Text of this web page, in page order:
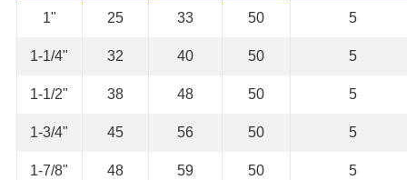
1" 25 33 50 5
1-1/4" 32 40 50 5
1-1/2" 38 48 50 5
1-3/4" 45 56 50 5
1-7/8" 48 59 50 5